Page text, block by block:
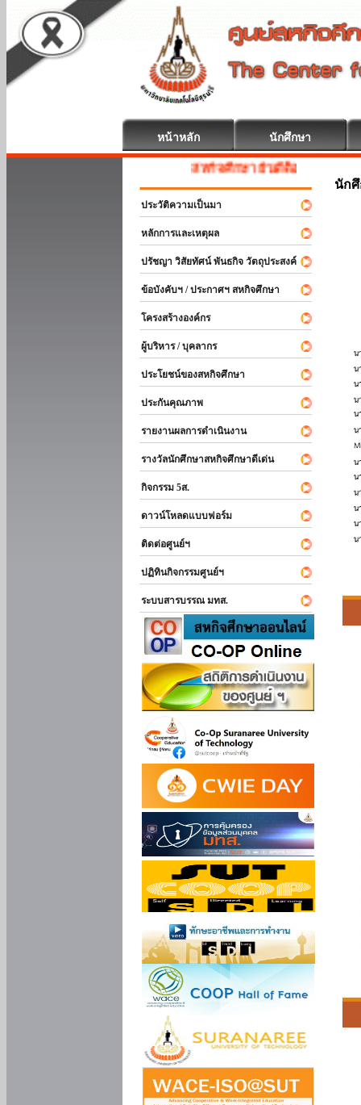
หน้าหลัก นักศึกษา
สหกิจศึกษา ยินดีต้อนรับ
ประวัติความเป็นมา
หลักการและเหตุผล
ปรัชญา วิสัยทัศน์ พันธกิจ วัตถุประสงค์
ข้อบังคับฯ / ประกาศฯ สหกิจศึกษา
โครงสร้างองค์กร
ผู้บริหาร / บุคลากร
ประโยชน์ของสหกิจศึกษา
ประกันคุณภาพ
รายงานผลการดำเนินงาน
รางวัลนักศึกษาสหกิจศึกษาดีเด่น
กิจกรรม 5ส.
ดาวน์โหลดแบบฟอร์ม
ติดต่อศูนย์ฯ
ปฏิทินกิจกรรมศูนย์ฯ
ระบบสารบรรณ มทส.
นัก